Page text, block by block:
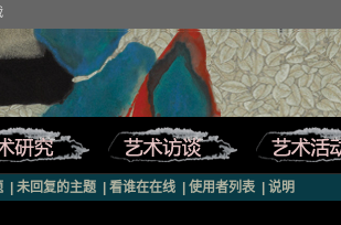
未回复的主题 看谁在在线 使用者列表 说明